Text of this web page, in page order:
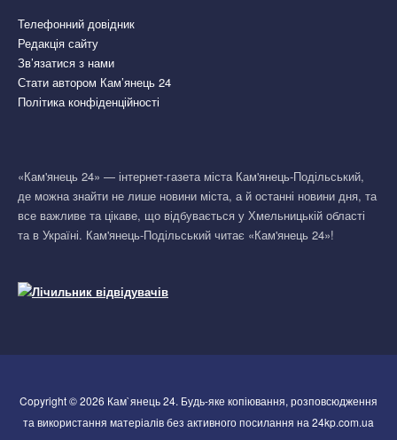
Телефонний довідник
Редакція сайту
Зв’язатися з нами
Стати автором Кам’янець 24
Політика конфіденційності
«Кам'янець 24» — інтернет-газета міста Кам'янець-Подільський,
де можна знайти не лише новини міста, а й останні новини дня, та
все важливе та цікаве, що відбувається у Хмельницькій області
та в Україні. Кам'янець-Подільський читає «Кам'янець 24»!
Copyright © 2026 Кам`янець 24. Будь-яке копіювання, розповсюдження
та використання матеріалів без активного посилання на 24kp.com.ua